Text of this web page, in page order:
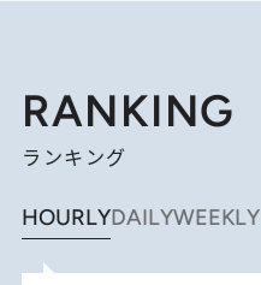
RANKING
ランキング
HOURLYDAILYWEEKLY